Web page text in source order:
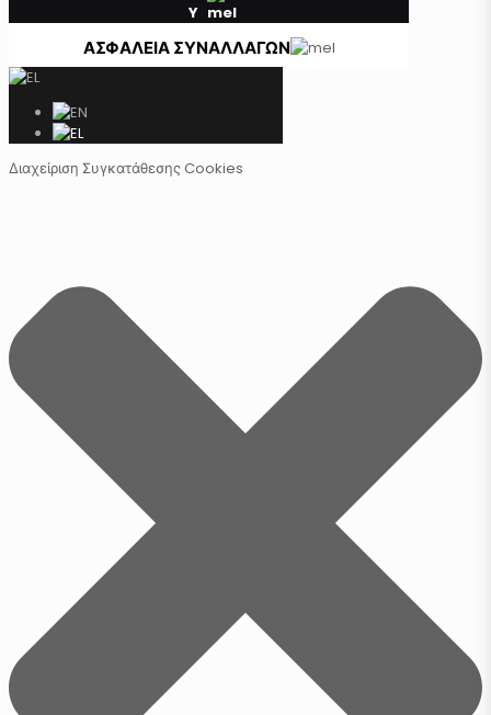
Y
ΑΣΦΑΛΕΙΑ ΣΥΝΑΛΛΑΓΩΝ
Διαχείριση Συγκατάθεσης Cookies